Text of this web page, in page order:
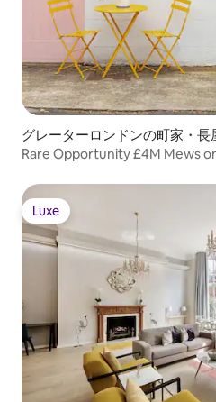
グレーターロンドンの町家・長
Rare Opportunity £4M Mews
Luxe
Luxe